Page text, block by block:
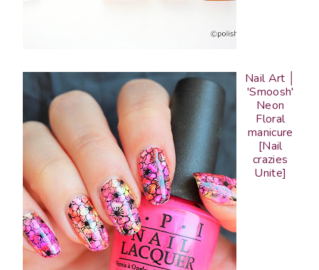
Nail Art │
'Smoosh'
Neon
Floral
manicure
[Nail
crazies
Unite]